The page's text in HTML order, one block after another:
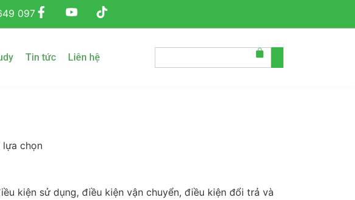
097
Tin tức Liên hệ
lựa chọn
kiện sử dụng, điều kiện vận chuyển, điều kiện đổi trả và